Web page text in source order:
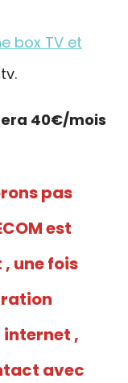
box TV et
tv.
40€/mois
pas
est
une fois
,
avec